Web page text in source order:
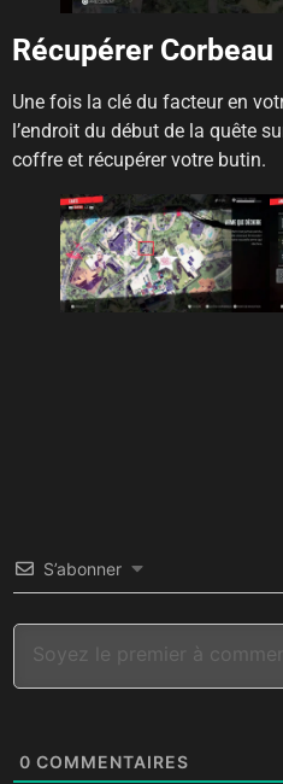
Récupérer Corbeau
Une fois la clé du facteur en
l’endroit du début de la quête
coffre et récupérer votre butin.
S’abonner
0 COMMENTAIRES